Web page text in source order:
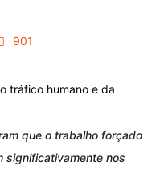
901
que o trabalho forçado
significativamente nos